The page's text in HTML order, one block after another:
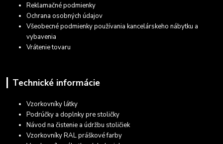
Reklamačné podmienky
Ochrana osobných údajov
Všeobecné podmienky používania kancelárskeho nábytku a
vybavenia
Vrátenie tovaru
Technické informácie
Vzorkovníky látky
Podrúčky a doplnky pre stoličky
Návod na čistenie a údržbu stoličiek
Vzorkovníky RAL práškové farby